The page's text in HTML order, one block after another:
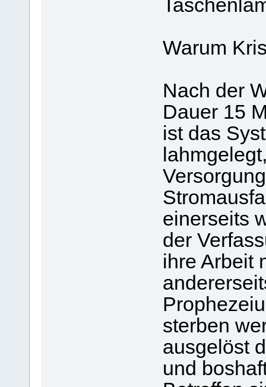
Warum
Nach der
Dauer 15
ist das
einerseits
der
ihre Arbeit
sterben
ausgelöst
und